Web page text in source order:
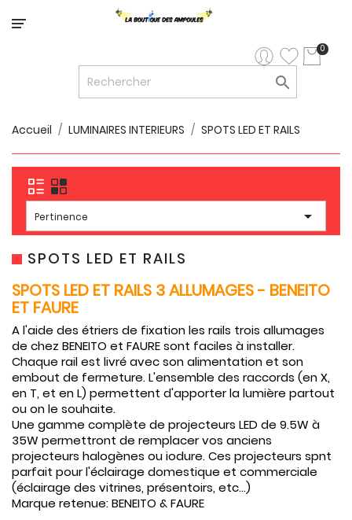
Catégorie
12V/24V
LUMINAIRES
INTERIEURS
LUMINAIRES
EXTERIEURS
RUBANS
AMPOULES
LUMINAIRES
CONNECTES
ACCESSOIRES
ECLAIRAGES
SOLAIRES
SODIUM
FLUO-
0

Accueil LUMINAIRES INTERIEURS SPOTS LED ET RAILS
Pertinence 
SPOTS LED ET RAILS
SPOTS LED ET RAILS 3 ALLUMAGES - BENEITO
ET FAURE
A l'aide des étriers de fixation les rails trois allumages
de chez BENEITO et FAURE sont faciles à installer.
Chaque rail est livré avec son alimentation et son
embout de fermeture. L'ensemble des raccords (en X,
en T, et en L) permettent d'apporter la lumière partout
ou on le souhaite.
Une gamme complète de projecteurs LED de 9.5W à
35W permettront de remplacer vos anciens
projecteurs halogènes ou iodure. Ces projecteurs spnt
parfait pour l'éclairage domestique et commerciale
(éclairage des vitrines, présentoirs, etc...)
Marque retenue: BENEITO & FAURE